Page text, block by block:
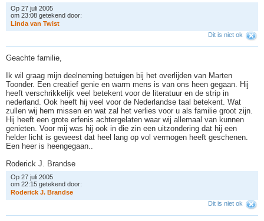
Op 27 juli 2005
om 23:08 getekend door:
Linda van Twist
Dit is niet ok
Geachte familie,
Ik wil graag mijn deelneming betuigen bij het overlijden van Marten
Toonder. Een creatief genie en warm mens is van ons heen gegaan. Hij
heeft verschrikkelijk veel betekent voor de literatuur en de strip in
nederland. Ook heeft hij veel voor de Nederlandse taal betekent. Wat
zullen wij hem missen en wat zal het verlies voor u als familie groot zijn.
Hij heeft een grote erfenis achtergelaten waar wij allemaal van kunnen
genieten. Voor mij was hij ook in die zin een uitzondering dat hij een
helder licht is geweest dat heel lang op vol vermogen heeft geschenen.
Een heer is heengegaan..
Roderick J. Brandse
Op 27 juli 2005
om 22:15 getekend door:
Roderick J. Brandse
Dit is niet ok